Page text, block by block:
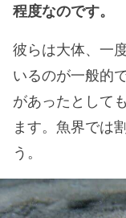
程度なのです。
彼らは大体、一
いるのが一般的
があったとして
ます。魚界では
う。